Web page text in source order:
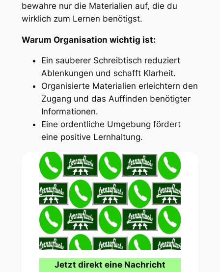
bewahre nur die Materialien auf, die du
wirklich zum Lernen benötigst.
Warum Organisation wichtig ist:
Ein sauberer Schreibtisch reduziert
Ablenkungen und schafft Klarheit.
Organisierte Materialien erleichtern den
Zugang und das Auffinden benötigter
Informationen.
Eine ordentliche Umgebung fördert
eine positive Lernhaltung.
Jetzt direkt eine Nachricht